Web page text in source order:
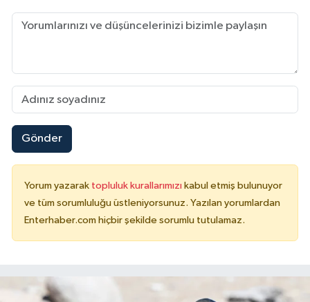
Gönder
Yorum yazarak topluluk kurallarımızı kabul etmiş bulunuyor
ve tüm sorumluluğu üstleniyorsunuz. Yazılan yorumlardan
Enterhaber.com hiçbir şekilde sorumlu tutulamaz.